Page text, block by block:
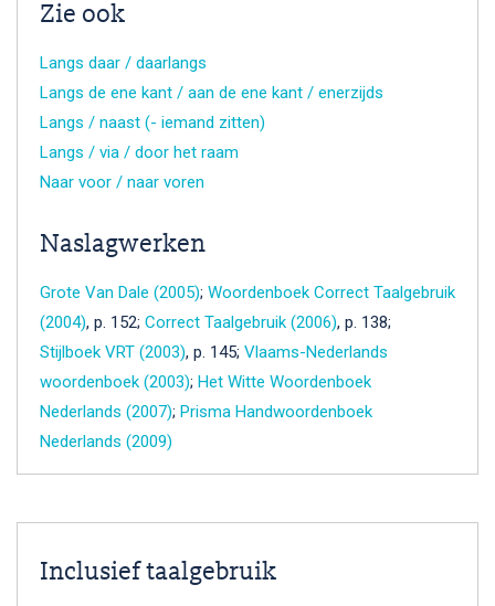
Zie ook
Langs daar / daarlangs
Langs de ene kant / aan de ene kant / enerzijds
Langs / naast (- iemand zitten)
Langs / via / door het raam
Naar voor / naar voren
Naslagwerken
Grote Van Dale (2005); Woordenboek Correct Taalgebruik
(2004), p. 152; Correct Taalgebruik (2006), p. 138;
Stijlboek VRT (2003), p. 145; Vlaams-Nederlands
woordenboek (2003); Het Witte Woordenboek
Nederlands (2007); Prisma Handwoordenboek
Nederlands (2009)
Inclusief taalgebruik